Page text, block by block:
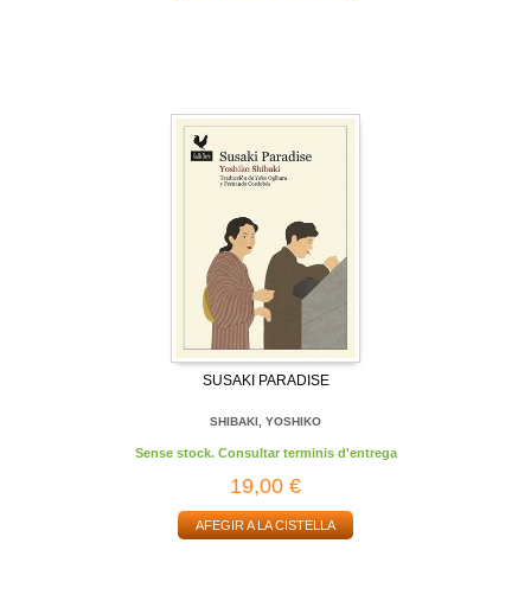
SUSAKI PARADISE
SHIBAKI, YOSHIKO
Sense stock. Consultar terminis d'entrega
19,00 €
AFEGIR A LA CISTELLA